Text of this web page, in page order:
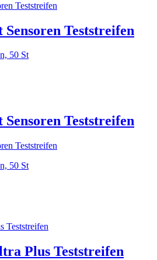
Teststreifen
50 St
Teststreifen
50 St
Plus Teststreifen